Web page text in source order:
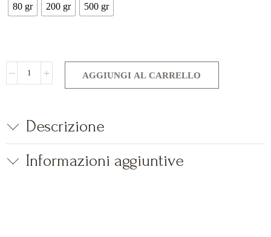
80 gr 200 gr 500 gr
AGGIUNGI AL CARRELLO
Descrizione
Informazioni aggiuntive